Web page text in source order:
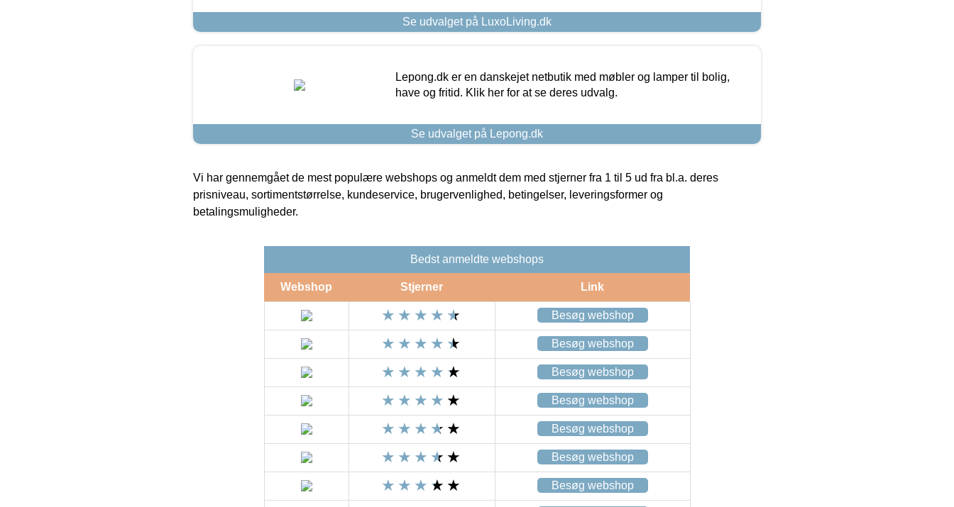
Se udvalget på LuxoLiving.dk
Lepong.dk er en danskejet netbutik med møbler og lamper til bolig,
have og fritid. Klik her for at se deres udvalg.
Se udvalget på Lepong.dk
Vi har gennemgået de mest populære webshops og anmeldt dem med stjerner fra 1 til 5 ud fra bl.a. deres
prisniveau, sortimentstørrelse, kundeservice, brugervenlighed, betingelser, leveringsformer og
betalingsmuligheder.
Bedst anmeldte webshops
Webshop Stjerner Link
Besøg webshop
Besøg webshop
Besøg webshop
Besøg webshop
Besøg webshop
Besøg webshop
Besøg webshop